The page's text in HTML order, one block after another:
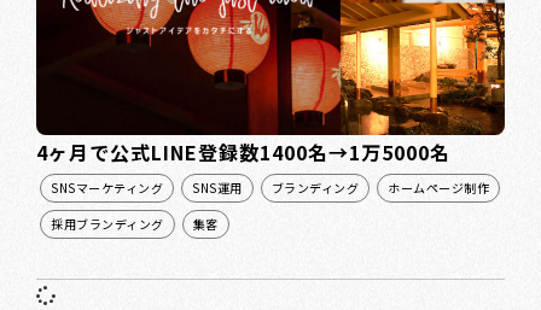
4ヶ月で公式LINE登録数1400名→1万5000名
SNSマーケティング SNS運用 ブランディング
ホームページ制作
採用ブランディング
集客